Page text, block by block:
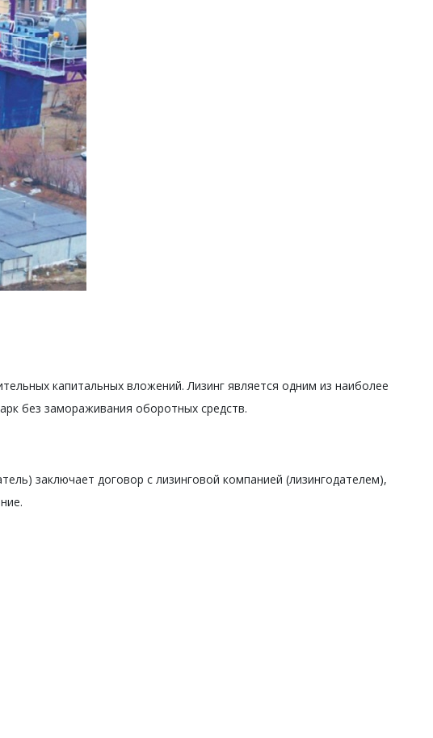
капитальных вложений. Лизинг является одним из наиболее
без замораживания оборотных средств.
заключает договор с лизинговой компанией (лизингодателем),